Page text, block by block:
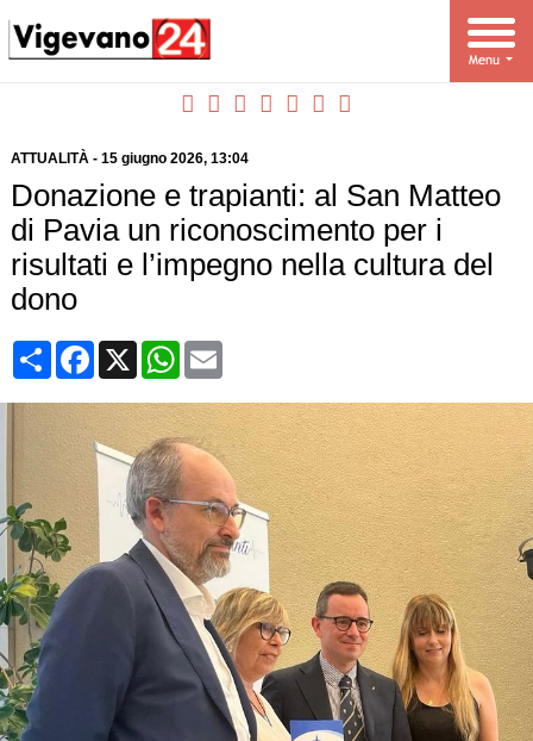
ATTUALITÀ- 15 giugno 2026, 13:04
Donazione e trapianti: al San Matteo
di Pavia un riconoscimento per i
risultati e l’impegno nella cultura del
dono
CondividiFacebook
X WhatsApp
Email